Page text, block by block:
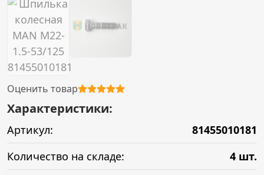
Оценить товар
Характеристики:
Артикул:
81455010181
Количество на складе:
4 шт.